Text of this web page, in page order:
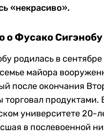
«некрасиво».
о Фусако Сигэнобу
родилась в сентябре
майора
после окончания
торговал продуктами.
университете 20-
в послевоенной